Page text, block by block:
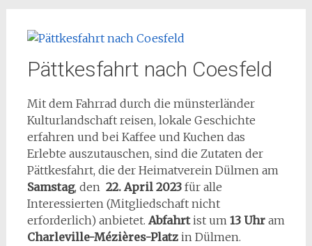
Pättkesfahrt nach Coesfeld
Mit dem Fahrrad durch die münsterländer
Kulturlandschaft reisen, lokale Geschichte
erfahren und bei Kaffee und Kuchen das
Erlebte auszutauschen, sind die Zutaten der
Pättkesfahrt, die der Heimatverein Dülmen am
Samstag, den 22. April 2023für alle
Interessierten (Mitgliedschaft nicht
erforderlich) anbietet. Abfahrtist um 13 Uhr am
Charleville-Mézières-Platzin Dülmen.